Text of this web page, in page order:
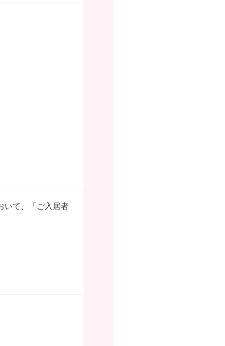
いて、「ご入居者